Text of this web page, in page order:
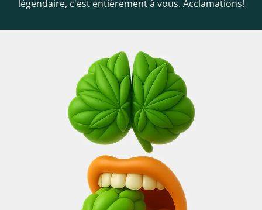
légendaire, c'est entièrement à vous. Acclamations!